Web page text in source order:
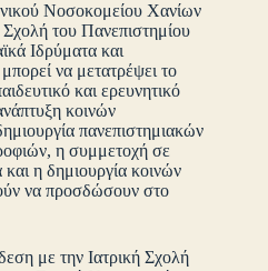
Νοσοκομείου Χανίων
Σχολή του Πανεπιστημίου
Ιδρύματα και
να μετατρέψει το
και ερευνητικό
κοινών
πανεπιστημιακών
η συμμετοχή σε
και η δημιουργία κοινών
να προσδώσουν στο
με την Ιατρική Σχολή